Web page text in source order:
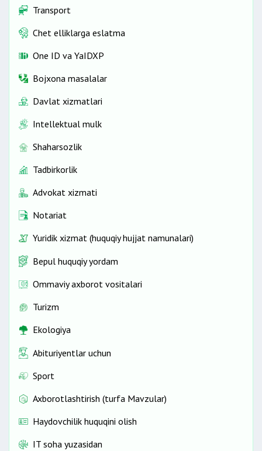
Transport
Chet elliklarga eslatma
One ID vа YaIDXP
Bojxona masalalar
Davlat xizmatlari
Intellektual mulk
Shaharsozlik
Tadbirkorlik
Advokat xizmati
Notariat
Yuridik xizmat (huquqiy hujjat namunalari)
Bepul huquqiy yordam
Ommaviy axborot vositalari
Turizm
Ekologiya
Abituriyentlar uchun
Sport
Axborotlashtirish (turfa Mavzular)
Haydovchilik huquqini olish
IT soha yuzasidan